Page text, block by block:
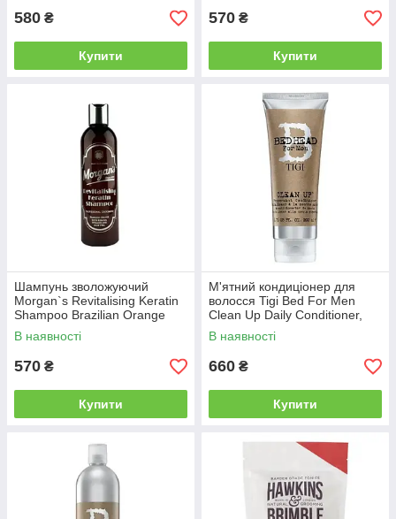
580 ₴
Купити
570 ₴
Купити
Шампунь зволожуючий
Morgan`s Revitalising Keratin
Shampoo Brazilian Orange
250 мл (41292258)
В наявності
570 ₴
Купити
М'ятний кондиціонер для
волосся Tigi Bed For Men
Clean Up Daily Conditioner,
200 мл (TG34)
В наявності
660 ₴
Купити